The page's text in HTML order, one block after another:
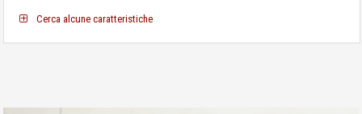
Cerca alcune caratteristiche